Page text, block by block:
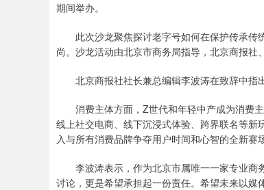
期间举办。
此次沙龙聚焦探讨老字号如何在保护传承传
尚。沙龙活动由北京市商务局指导，北京商报社
北京商报社社长兼总编辑李波涛在致辞中指
消费主体方面，Z世代和年轻中产成为消费主
线上社交电商、线下沉浸式体验、跨界联名等
入与所有消费品牌争夺用户时间和心智的全新赛场
李波涛表示，作为北京市属唯一一家专业商
讨论，更是希望承担起一份责任。希望未来以媒